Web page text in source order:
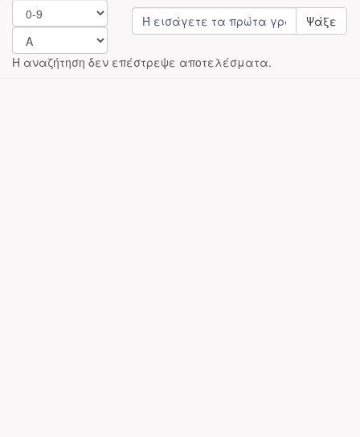
Ψάξε
Η αναζήτηση δεν επέστρεψε αποτελέσματα.